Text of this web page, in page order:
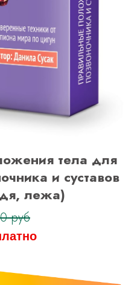
тела для
и суставов
лежа)
руб